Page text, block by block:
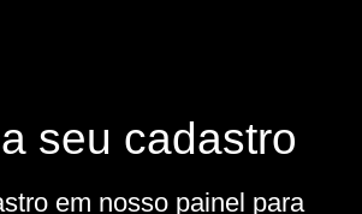
seu cadastro
em nosso painel para